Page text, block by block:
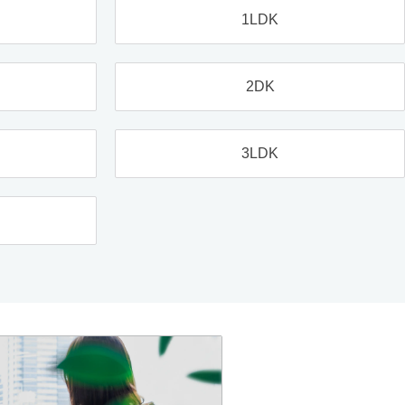
1LDK
2DK
3LDK